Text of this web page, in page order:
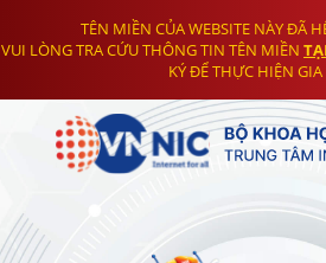
TÊN MIỀN CỦA WEBSITE NÀY ĐÃ
VUI LÒNG TRA CỨU THÔNG TIN TÊN MIỀN
KÝ ĐỂ THỰC HIỆN